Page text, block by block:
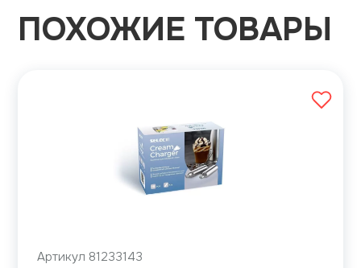
ПОХОЖИЕ ТОВАРЫ
Артикул 81233143